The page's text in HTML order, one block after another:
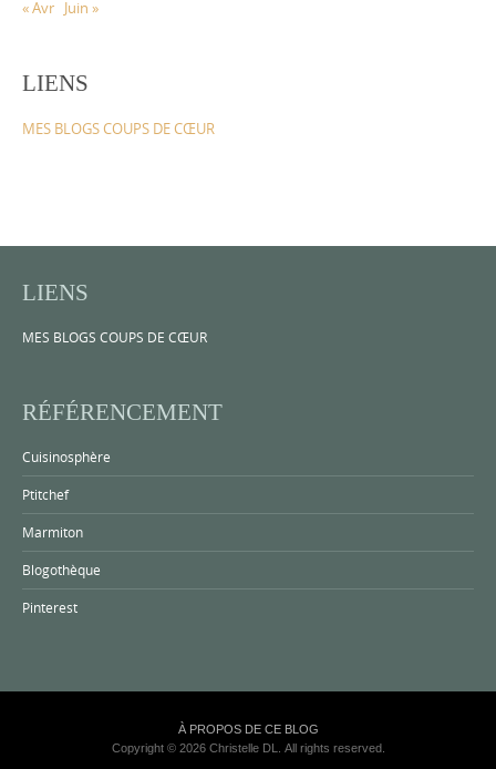
« Avr Juin »
LIENS
MES BLOGS COUPS DE CŒUR
LIENS
MES BLOGS COUPS DE CŒUR
RÉFÉRENCEMENT
Cuisinosphère
Ptitchef
Marmiton
Blogothèque
Pinterest
À PROPOS DE CE BLOG
Copyright © 2026 Christelle DL. All rights reserved.